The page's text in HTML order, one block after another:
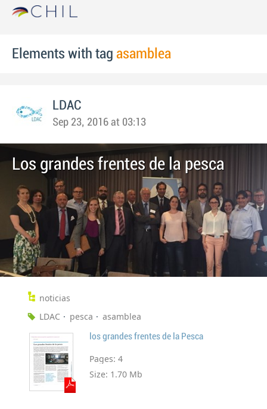
Elements with tag asamblea
LDAC
Sep 23, 2016 at 03:13
Los grandes frentes de la pesca
noticias
LDAC
pesca asamblea
los grandes frentes de la Pesca
Pages: 4
Size: 1.70 Mb